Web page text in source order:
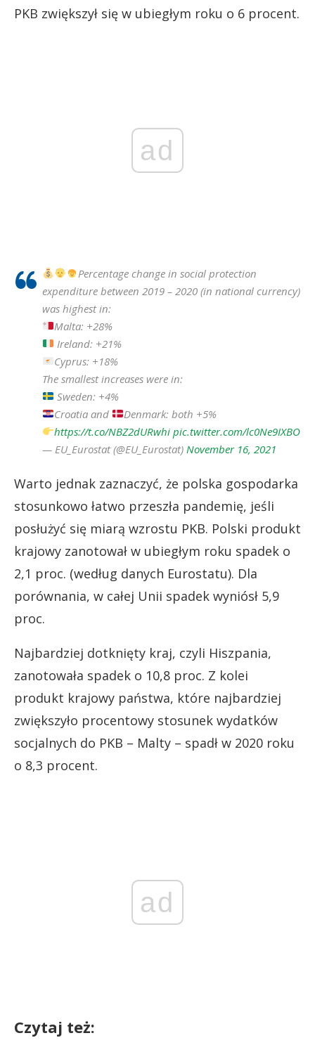
PKB zwiększył się w ubiegłym roku o 6 procent.
ad
Percentage change in social protection
expenditure between 2019 – 2020 (in national currency)
was highest in:
Malta: +28%
Ireland: +21%
Cyprus: +18%
The smallest increases were in:
Sweden: +4%
Croatia and
Denmark: both +5%
https://t.co/NBZ2dURwhi pic.twitter.com/lc0Ne9IXBO
— EU_Eurostat (@EU_Eurostat) November 16, 2021
Warto jednak zaznaczyć, że polska gospodarka
stosunkowo łatwo przeszła pandemię, jeśli
posłużyć się miarą wzrostu PKB. Polski produkt
krajowy zanotował w ubiegłym roku spadek o
2,1 proc. (według danych Eurostatu). Dla
porównania, w całej Unii spadek wyniósł 5,9
proc.
Najbardziej dotknięty kraj, czyli Hiszpania,
zanotowała spadek o 10,8 proc. Z kolei
produkt krajowy państwa, które najbardziej
zwiększyło procentowy stosunek wydatków
socjalnych do PKB – Malty – spadł w 2020 roku
o 8,3 procent.
ad
Czytaj też: